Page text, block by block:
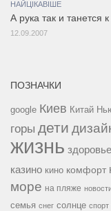
НАЙЦІКАВІШЕ
А рука так и танется
12.09.2007
ПОЗНАЧКИ
google Киев Китай
горы дети
жизнь здоровье
казино кино комфорт
море на пляже
семья снег солнце спорт